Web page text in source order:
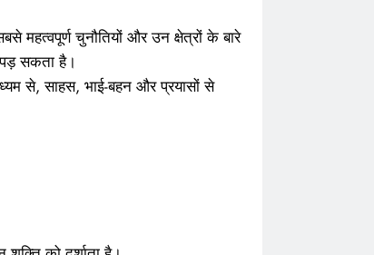
चुनौतियों और उन क्षेत्रों के बारे
सकता है।
से, साहस, भाई-बहन और प्रयासों से